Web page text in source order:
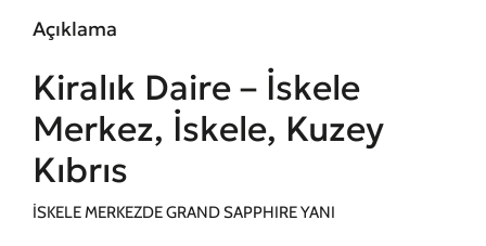
Açıklama
Kiralık Daire – İskele
Merkez, İskele, Kuzey
Kıbrıs
İSKELE MERKEZDE GRAND SAPPHIRE YANI